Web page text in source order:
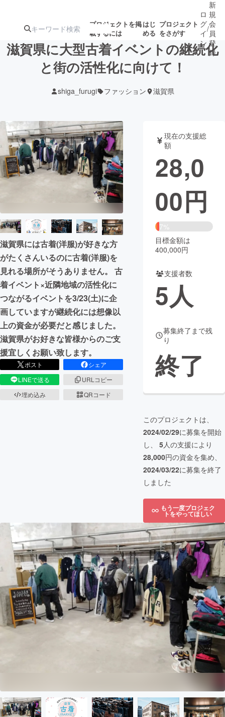
プロジェクトを掲
載するには
はじ
める
プロジェクト
をさがす
ターン
ジェクト
募集終了が近いプ
ロジェクト
アート・写真 音楽
テクノロジー・ガジェット ゲーム・
映像・映画 書籍・雑誌
ビジネス・起業 チャレンジ
まちづくり・地域活性化
CAMPFIRE for Social Good
CAMPFIRE Creation
CAMPFIREふるさと納税machi-ya コミュニティ
ロ
グ
イ
ン
/
新
規
会
員
登
録
滋賀県に大型古着イベントの継続化
と街の活性化に向けて！
shiga_furugi ファッション 滋賀県
滋賀県には古着(洋服)が好きな方
がたくさんいるのに古着(洋服)を
見れる場所がそうありません。 古
着イベント×近隣地域の活性化に
つながるイベントを3/23(土)に企
画していますが継続化には想像以
上の資金が必要だと感じました。
滋賀県がお好きな皆様からのご支
援宜しくお願い致します。
ポスト
シェア
LINEで送る
URLコピー
埋め込み
QRコード
現在の支援総
額
28,0
00円
7%
目標金額は
400,000円
支援者数
5人
募集終了まで残
り
終了
このプロジェクトは、
2024/02/29に募集を開始
し、 5人の支援により
28,000円の資金を集め、
2024/03/22に募集を終了
しました
もう一度プロジェク
トをやってほしい